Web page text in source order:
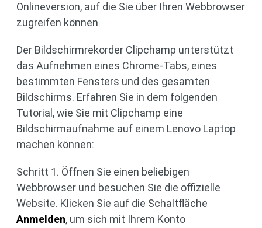
Onlineversion, auf die Sie über Ihren Webbrowser
zugreifen können.
Der Bildschirmrekorder Clipchamp unterstützt
das Aufnehmen eines Chrome-Tabs, eines
bestimmten Fensters und des gesamten
Bildschirms. Erfahren Sie in dem folgenden
Tutorial, wie Sie mit Clipchamp eine
Bildschirmaufnahme auf einem Lenovo Laptop
machen können:
Schritt 1. Öffnen Sie einen beliebigen
Webbrowser und besuchen Sie die offizielle
Website. Klicken Sie auf die Schaltfläche
Anmelden, um sich mit Ihrem Konto